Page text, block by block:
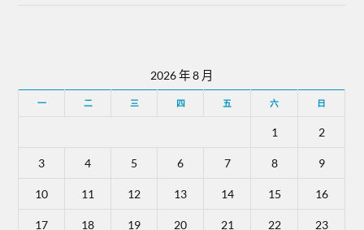
2026 年 8 月
一 二 三 四 五 六 日
1 2
3 4 5 6 7 8 9
10 11 12 13 14 15 16
17 18 19 20 21 22 23